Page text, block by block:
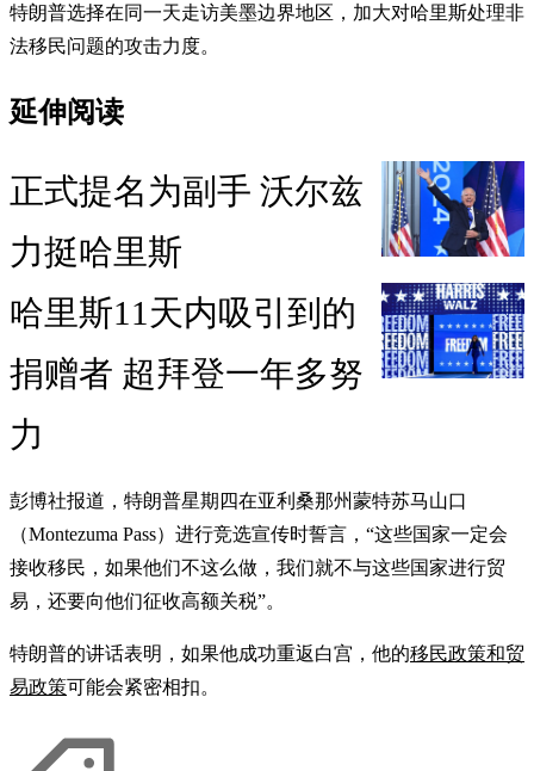
特朗普选择在同一天走访美墨边界地区，加大对哈里斯处理非
法移民问题的攻击力度。
延伸阅读
正式提名为副手 沃尔兹
力挺哈里斯
哈里斯11天内吸引到的
捐赠者 超拜登一年多努
力
彭博社报道，特朗普星期四在亚利桑那州蒙特苏马山口
（Montezuma Pass）进行竞选宣传时誓言，“这些国家一定会
接收移民，如果他们不这么做，我们就不与这些国家进行贸
易，还要向他们征收高额关税”。
特朗普的讲话表明，如果他成功重返白宫，他的移民政策和贸
易政策可能会紧密相扣。